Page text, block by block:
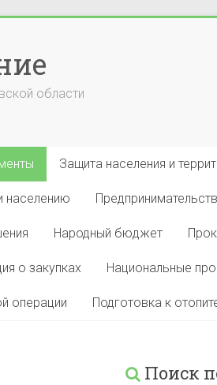
области
Защита населения и
населению
Народный бюджет
о закупках Национальные
операции Подготовка к
Поиск